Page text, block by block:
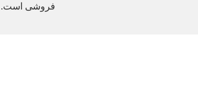
فروشی است.